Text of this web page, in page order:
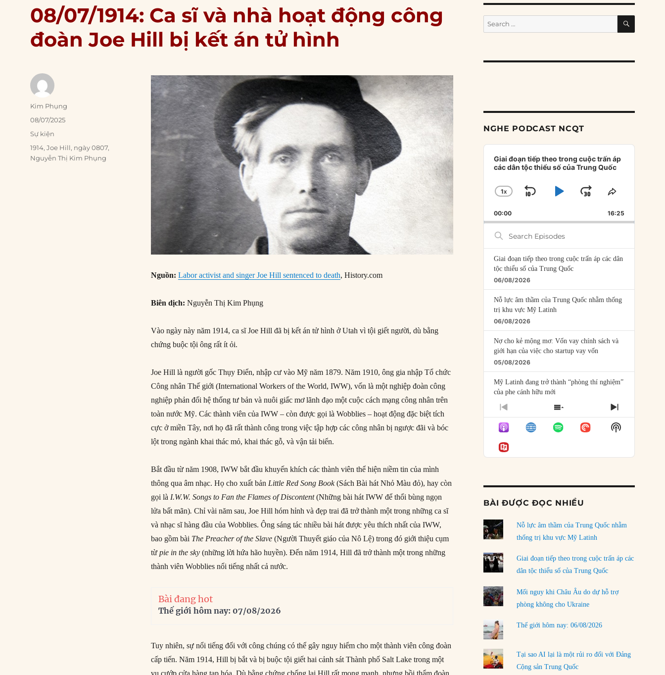
08/07/1914: Ca sĩ và nhà hoạt động công
đoàn Joe Hill bị kết án tử hình
Nguồn: Labor activist and singer Joe Hill sentenced to death, History.com
Biên dịch: Nguyễn Thị Kim Phụng
Vào ngày này năm 1914, ca sĩ Joe Hill đã bị kết án tử hình ở Utah vì tội giết người, dù bằng
chứng buộc tội ông rất ít ỏi.
Joe Hill là người gốc Thụy Điển, nhập cư vào Mỹ năm 1879. Năm 1910, ông gia nhập Tổ chức
Công nhân Thế giới (International Workers of the World, IWW), vốn là một nghiệp đoàn công
nghiệp phản đối hệ thống tư bản và nuôi giấc mơ lãnh đạo một cuộc cách mạng công nhân trên
toàn nước Mỹ. Các thành viên của IWW – còn được gọi là Wobblies – hoạt động đặc biệt tích
cực ở miền Tây, nơi họ đã rất thành công trong việc tập hợp các công nhân bị ngược đãi và bóc
lột trong ngành khai thác mỏ, khai thác gỗ, và vận tải biển.
Bắt đầu từ năm 1908, IWW bắt đầu khuyến khích các thành viên thể hiện niềm tin của mình
thông qua âm nhạc. Họ cho xuất bản Little Red Song Book(Sách Bài hát Nhỏ Màu đỏ), hay còn
gọi là I.W.W. Songs to Fan the Flames of Discontent(Những bài hát IWW để thổi bùng ngọn
lửa bất mãn). Chỉ vài năm sau, Joe Hill hóm hỉnh và đẹp trai đã trở thành một trong những ca sĩ
và nhạc sĩ hàng đầu của Wobblies. Ông sáng tác nhiều bài hát được yêu thích nhất của IWW,
bao gồm bài The Preacher of the Slave (Người Thuyết giáo của Nô Lệ) trong đó giới thiệu cụm
từpie in the sky (những lời hứa hão huyền). Đến năm 1914, Hill đã trở thành một trong những
thành viên Wobblies nổi tiếng nhất cả nước.
Bài đang hot
Thế giới hôm nay: 07/08/2026
Tuy nhiên, sự nổi tiếng đối với công chúng có thể gây nguy hiểm cho một thành viên công đoàn
cấp tiến. Năm 1914, Hill bị bắt và bị buộc tội giết hai cảnh sát Thành phố Salt Lake trong một
vụ cướp cửa hàng tạp hóa. Dù bằng chứng chống lại Hill rất mong manh, nhưng bồi thẩm đoàn
Author
Kim Phụng
Posted
08/07/2025
Categories
Sự kiện
Tags
1914,Joe Hill, ngày 0807,
Nguyễn Thị Kim Phụng
Search
for:
SEARCH
NGHE PODCAST NCQT
Audio
Player
Giai đoạn tiếp theo trong cuộc trấn áp
các dân tộc thiểu số của Trung Quốc
CHANGE
RATE
1X
SKIP
BACKWARD
PLAYJUMP
FORWARD
SHARE
EPISODE
00:00 16:25
Search
Episodes
Giai đoạn tiếp theo trong cuộc trấn áp các dân
tộc thiểu số của Trung Quốc
06/08/2026
Nỗ lực âm thầm của Trung Quốc nhằm thống
trị khu vực Mỹ Latinh
06/08/2026
Nợ cho kẻ mộng mơ: Vốn vay chính sách và
giới hạn của việc cho startup vay vốn
05/08/2026
Mỹ Latinh đang trở thành “phòng thí nghiệm”
của phe cánh hữu mới
04/08/2026
Tại sao Trung Quốc phủ nhận cuộc gặp với
Ngoại trưởng Nhật Bản?
04/08/2026
03/08/2026
Đặt cược vào thất bại: Các quỹ đầu tư mạo
rủi ro
02/08/2026
Làm thế nào để kết thúc Chiến tranh Iran?
01/08/2026
Chiến lược kế tiếp của Bắc Kinh ở Biển Đông
31/07/2026
Trật tự thế giới mới: Các nước nhỏ sẽ luôn
phải chịu đựng?
30/07/2026
LOAD MORE
PREVIOUS
EPISODE
SHOW
EPISODES
LIST
NEXT
EPISODE
Show
Podcast
BÀI ĐƯỢC ĐỌC NHIỀU
Nỗ lực âm thầm của Trung Quốc nhằm
thống trị khu vực Mỹ Latinh
Giai đoạn tiếp theo trong cuộc trấn áp các
dân tộc thiểu số của Trung Quốc
Mối nguy khi Châu Âu do dự hỗ trợ
phòng không cho Ukraine
Thế giới hôm nay: 06/08/2026
Tại sao AI lại là một rủi ro đối với Đảng
Cộng sản Trung Quốc